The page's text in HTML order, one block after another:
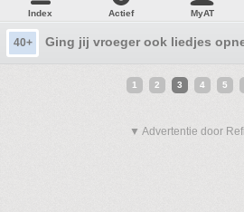
Index Actief MyAT
40+ Ging jij vroeger ook liedjes
1 2 3 4 5
▼ Advertentie door